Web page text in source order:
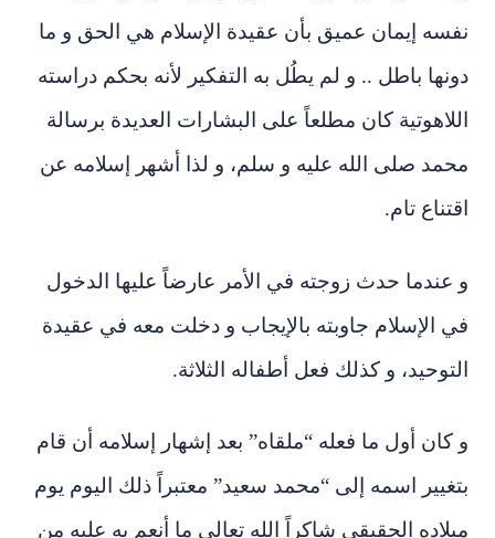
نفسه إيمان عميق بأن عقيدة الإسلام هي الحق و ما
دونها باطل .. و لم يطُل به التفكير لأنه بحكم دراسته
اللاهوتية كان مطلعاً على البشارات العديدة برسالة
محمد صلى الله عليه و سلم، و لذا أشهر إسلامه عن
اقتناع تام.
و عندما حدث زوجته في الأمر عارضاً عليها الدخول
في الإسلام جاوبته بالإيجاب و دخلت معه في عقيدة
التوحيد، و كذلك فعل أطفاله الثلاثة.
و كان أول ما فعله “ملقاه” بعد إشهار إسلامه أن قام
بتغيير اسمه إلى “محمد سعيد” معتبراً ذلك اليوم يوم
ميلاده الحقيقي شاكراً الله تعالى ما أنعم به عليه من